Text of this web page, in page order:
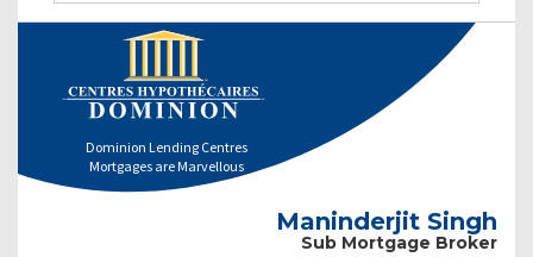
Dominion Lending Centres
Mortgages are Marvellous
Maninderjit Singh
Sub Mortgage Broker